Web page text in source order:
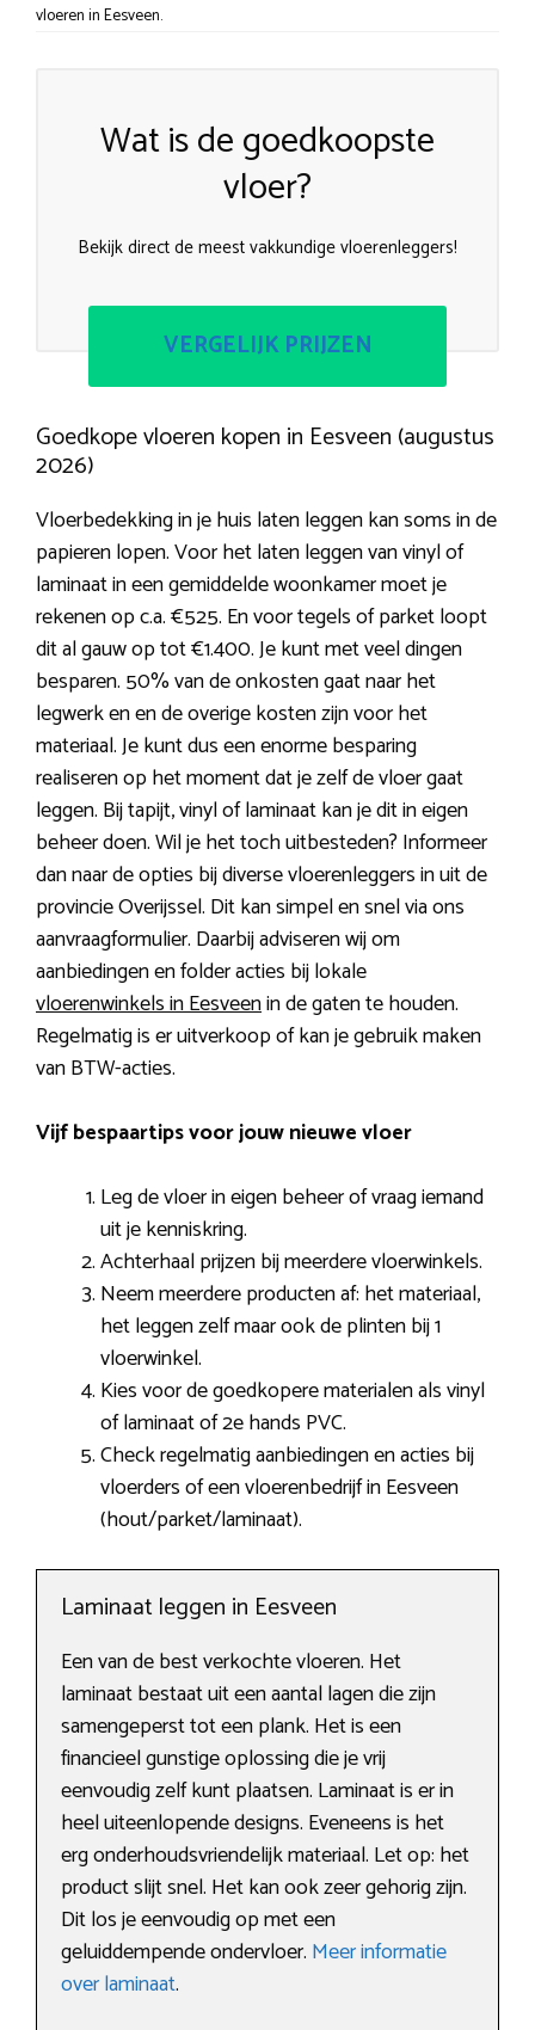
vloeren in Eesveen.
Wat is de goedkoopste
vloer?
Bekijk direct de meest vakkundige vloerenleggers!
VERGELIJK PRIJZEN
Goedkope vloeren kopen in Eesveen (augustus
2026)
Vloerbedekking in je huis laten leggen kan soms in de
papieren lopen. Voor het laten leggen van vinyl of
laminaat in een gemiddelde woonkamer moet je
rekenen op c.a. €525. En voor tegels of parket loopt
dit al gauw op tot €1.400. Je kunt met veel dingen
besparen. 50% van de onkosten gaat naar het
legwerk en en de overige kosten zijn voor het
materiaal. Je kunt dus een enorme besparing
realiseren op het moment dat je zelf de vloer gaat
leggen. Bij tapijt, vinyl of laminaat kan je dit in eigen
beheer doen. Wil je het toch uitbesteden? Informeer
dan naar de opties bij diverse vloerenleggers in uit de
provincie Overijssel. Dit kan simpel en snel via ons
aanvraagformulier. Daarbij adviseren wij om
aanbiedingen en folder acties bij lokale
vloerenwinkels in Eesveenin de gaten te houden.
Regelmatig is er uitverkoop of kan je gebruik maken
van BTW-acties.
Vijf bespaartips voor jouw nieuwe vloer
Leg de vloer in eigen beheer of vraag iemand
uit je kenniskring.
Achterhaal prijzen bij meerdere vloerwinkels.
Neem meerdere producten af: het materiaal,
het leggen zelf maar ook de plinten bij 1
vloerwinkel.
Kies voor de goedkopere materialen als vinyl
of laminaat of 2e hands PVC.
Check regelmatig aanbiedingen en acties bij
vloerders of een vloerenbedrijf in Eesveen
(hout/parket/laminaat).
Laminaat leggen in Eesveen
Een van de best verkochte vloeren. Het
laminaat bestaat uit een aantal lagen die zijn
samengeperst tot een plank. Het is een
financieel gunstige oplossing die je vrij
eenvoudig zelf kunt plaatsen. Laminaat is er in
heel uiteenlopende designs. Eveneens is het
erg onderhoudsvriendelijk materiaal. Let op: het
product slijt snel. Het kan ook zeer gehorig zijn.
Dit los je eenvoudig op met een
geluiddempende ondervloer. Meer informatie
over laminaat.